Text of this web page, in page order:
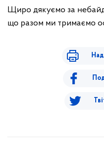
Щиро дякуємо за
що разом ми тримаємо